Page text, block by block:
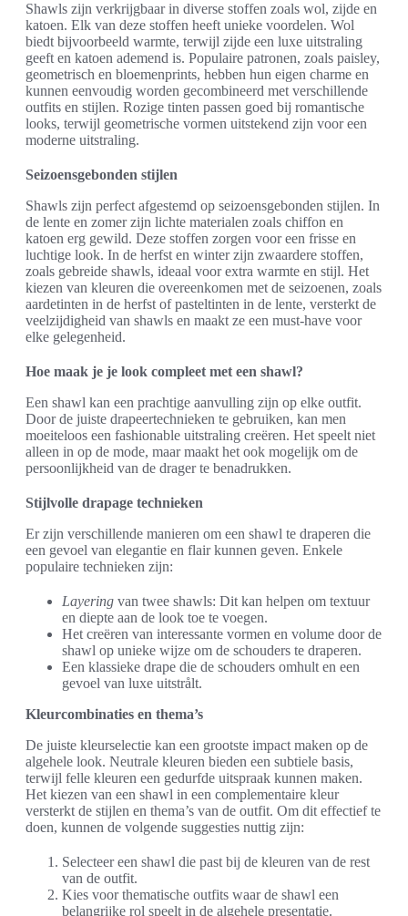
Shawls zijn verkrijgbaar in diverse stoffen zoals wol, zijde en
katoen. Elk van deze stoffen heeft unieke voordelen. Wol
biedt bijvoorbeeld warmte, terwijl zijde een luxe uitstraling
geeft en katoen ademend is. Populaire patronen, zoals paisley,
geometrisch en bloemenprints, hebben hun eigen charme en
kunnen eenvoudig worden gecombineerd met verschillende
outfits en stijlen. Rozige tinten passen goed bij romantische
looks, terwijl geometrische vormen uitstekend zijn voor een
moderne uitstraling.
Seizoensgebonden stijlen
Shawls zijn perfect afgestemd op seizoensgebonden stijlen. In
de lente en zomer zijn lichte materialen zoals chiffon en
katoen erg gewild. Deze stoffen zorgen voor een frisse en
luchtige look. In de herfst en winter zijn zwaardere stoffen,
zoals gebreide shawls, ideaal voor extra warmte en stijl. Het
kiezen van kleuren die overeenkomen met de seizoenen, zoals
aardetinten in de herfst of pasteltinten in de lente, versterkt de
veelzijdigheid van shawls en maakt ze een must-have voor
elke gelegenheid.
Hoe maak je je look compleet met een shawl?
Een shawl kan een prachtige aanvulling zijn op elke outfit.
Door de juiste drapeertechnieken te gebruiken, kan men
moeiteloos een fashionable uitstraling creëren. Het speelt niet
alleen in op de mode, maar maakt het ook mogelijk om de
persoonlijkheid van de drager te benadrukken.
Stijlvolle drapage technieken
Er zijn verschillende manieren om een shawl te draperen die
een gevoel van elegantie en flair kunnen geven. Enkele
populaire technieken zijn:
Layering van twee shawls: Dit kan helpen om textuur
en diepte aan de look toe te voegen.
Het creëren van interessante vormen en volume door de
shawl op unieke wijze om de schouders te draperen.
Een klassieke drape die de schouders omhult en een
gevoel van luxe uitstrålt.
Kleurcombinaties en thema’s
De juiste kleurselectie kan een grootste impact maken op de
algehele look. Neutrale kleuren bieden een subtiele basis,
terwijl felle kleuren een gedurfde uitspraak kunnen maken.
Het kiezen van een shawl in een complementaire kleur
versterkt de stijlen en thema’s van de outfit. Om dit effectief te
doen, kunnen de volgende suggesties nuttig zijn:
Selecteer een shawl die past bij de kleuren van de rest
van de outfit.
Kies voor thematische outfits waar de shawl een
belangrijke rol speelt in de algehele presentatie.